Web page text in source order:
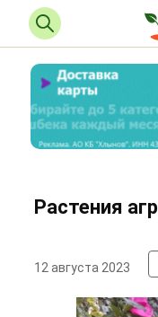
Растения
12 августа 2023